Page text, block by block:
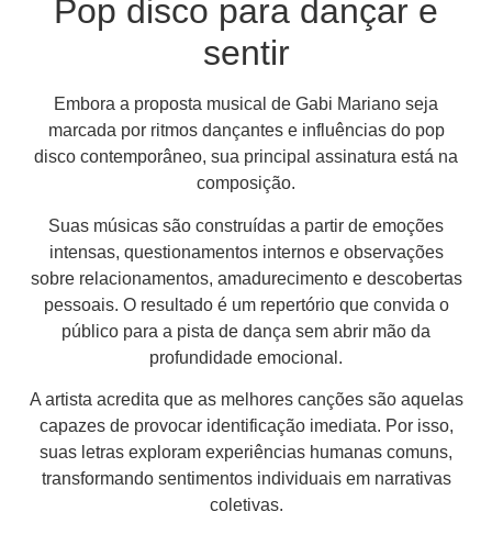
Pop disco para dançar e
sentir
Embora a proposta musical de Gabi Mariano seja
marcada por ritmos dançantes e influências do pop
disco contemporâneo, sua principal assinatura está na
composição.
Suas músicas são construídas a partir de emoções
intensas, questionamentos internos e observações
sobre relacionamentos, amadurecimento e descobertas
pessoais. O resultado é um repertório que convida o
público para a pista de dança sem abrir mão da
profundidade emocional.
A artista acredita que as melhores canções são aquelas
capazes de provocar identificação imediata. Por isso,
suas letras exploram experiências humanas comuns,
transformando sentimentos individuais em narrativas
coletivas.